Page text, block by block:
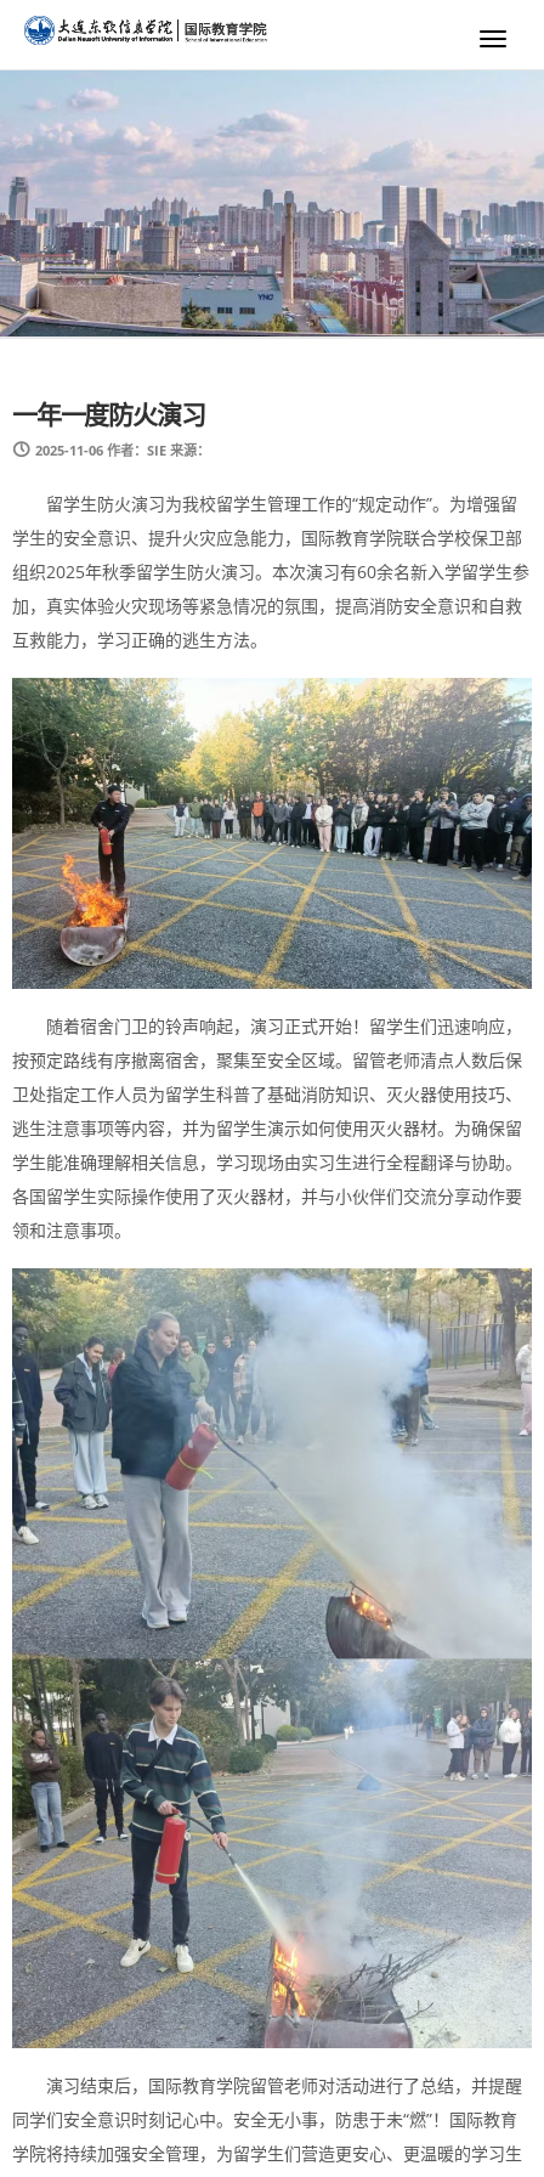
Toggle
一年一度防火演习
2025-11-06 作者：SIE 来源：
留学生防火演习为我校留学生管理工作的“规定动作”。为增强留
学生的安全意识、提升火灾应急能力，国际教育学院联合学校保卫部
组织2025年秋季留学生防火演习。本次演习有60余名新入学留学生参
加，真实体验火灾现场等紧急情况的氛围，提高消防安全意识和自救
互救能力，学习正确的逃生方法。
随着宿舍门卫的铃声响起，演习正式开始！留学生们迅速响应，
按预定路线有序撤离宿舍，聚集至安全区域。留管老师清点人数后保
卫处指定工作人员为留学生科普了基础消防知识、灭火器使用技巧、
逃生注意事项等内容，并为留学生演示如何使用灭火器材。为确保留
学生能准确理解相关信息，学习现场由实习生进行全程翻译与协助。
各国留学生实际操作使用了灭火器材，并与小伙伴们交流分享动作要
领和注意事项。
演习结束后，国际教育学院留管老师对活动进行了总结，并提醒
同学们安全意识时刻记心中。安全无小事，防患于未“燃”！国际教育
学院将持续加强安全管理，为留学生们营造更安心、更温暖的学习生